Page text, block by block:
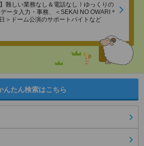
】難しい業務なし＆電話なし！ゆっくりの
ータ入力・事務、＜SEKAI NO OWARI＊
＞ドーム公演のサポートバイトなど
んたん検索はこちら